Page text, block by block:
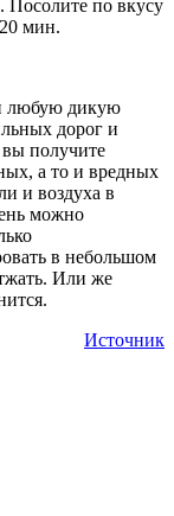
Посолите по вкусу
мин.
любую дикую
дорог и
вы получите
а то и вредных
и воздуха в
можно
в небольшом
Или же
Источник